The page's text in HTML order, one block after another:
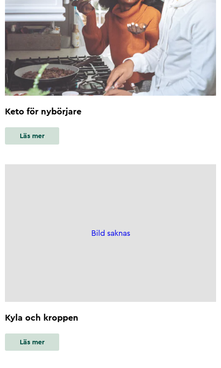
Keto för nybörjare
Läs mer
Bild saknas
Kyla och kroppen
Läs mer